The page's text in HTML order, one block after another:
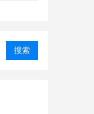
搜索